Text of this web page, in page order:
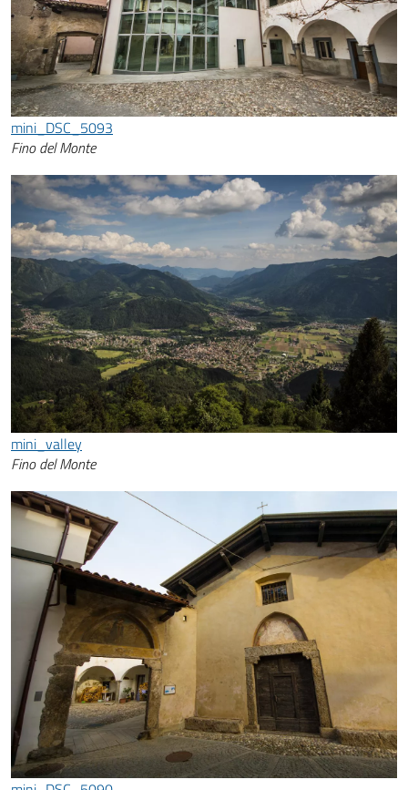
mini_DSC_5093
Fino del Monte
mini_valley
Fino del Monte